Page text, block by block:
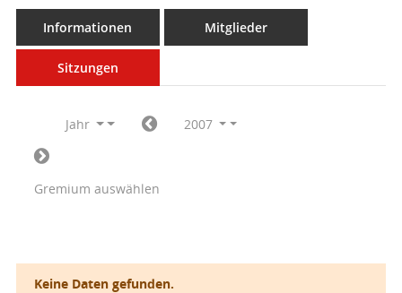
Informationen Mitglieder
Sitzungen
Jahr 2007
Gremium auswählen
Keine Daten gefunden.